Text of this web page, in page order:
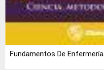
Fundamentos De Enfermería